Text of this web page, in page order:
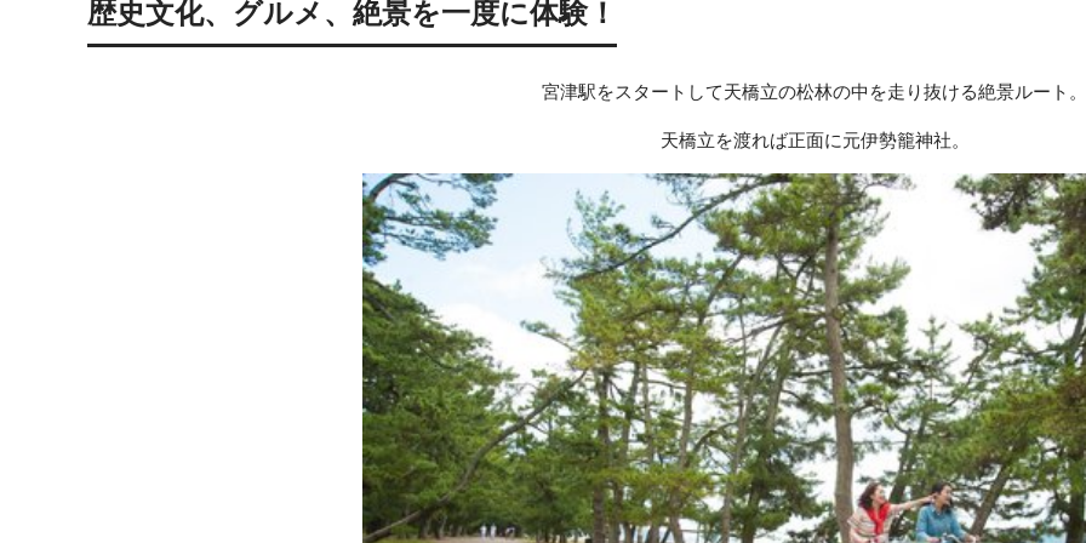
歴史文化、グルメ、絶景を一度に体験！
宮津駅をスタートして天橋立の松林の中を走り抜ける絶景ルート。
天橋立を渡れば正面に元伊勢籠神社。